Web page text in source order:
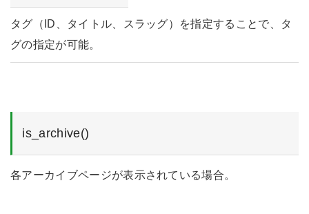
タグ（ID、タイトル、スラッグ）を指定することで、タ
グの指定が可能。
is_archive()
各アーカイブページが表示されている場合。